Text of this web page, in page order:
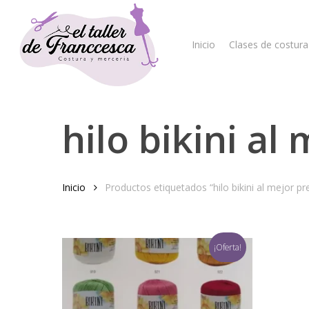
main
content
Inicio Clases de costura
hilo bikini al
Inicio Productos etiquetados “hilo bikini al mejor
¡Oferta!